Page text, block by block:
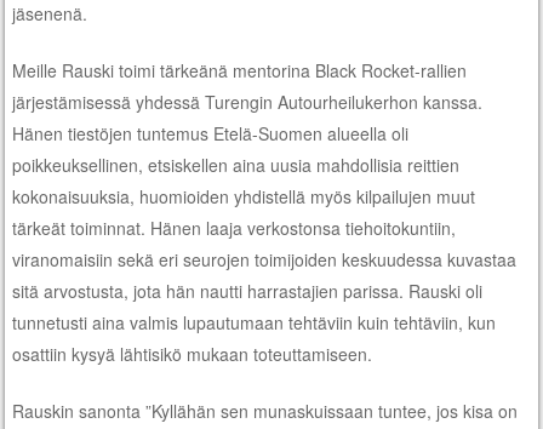
jäsenenä.
Meille Rauski toimi tärkeänä mentorina Black Rocket-rallien
järjestämisessä yhdessä Turengin Autourheilukerhon kanssa.
Hänen tiestöjen tuntemus Etelä-Suomen alueella oli
poikkeuksellinen, etsiskellen aina uusia mahdollisia reittien
kokonaisuuksia, huomioiden yhdistellä myös kilpailujen muut
tärkeät toiminnat. Hänen laaja verkostonsa tiehoitokuntiin,
viranomaisiin sekä eri seurojen toimijoiden keskuudessa kuvastaa
sitä arvostusta, jota hän nautti harrastajien parissa. Rauski oli
tunnetusti aina valmis lupautumaan tehtäviin kuin tehtäviin, kun
osattiin kysyä lähtisikö mukaan toteuttamiseen.
Rauskin sanonta ”Kyllähän sen munaskuissaan tuntee, jos kisa on